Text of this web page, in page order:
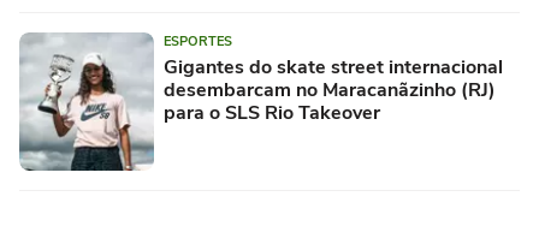
ESPORTES
Gigantes do skate street internacional
desembarcam no Maracanãzinho (RJ)
para o SLS Rio Takeover